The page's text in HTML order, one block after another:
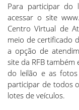
Para participar do
acessar o site
Centro Virtual de
meio de certificado
a opção de
site da RFB
do leilão e as
participar de todos
lotes de veículos.